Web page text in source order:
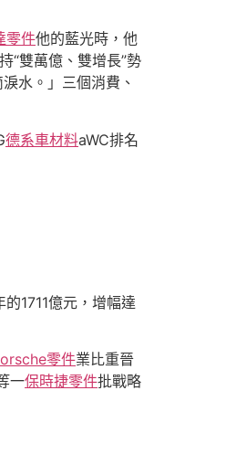
零件他的藍光時，他
“雙萬億、雙增長”勢
水。」三個消費、
德系車材料aWC排名
1711億元，增幅達
零件業比重晉
一保時捷零件批戰略